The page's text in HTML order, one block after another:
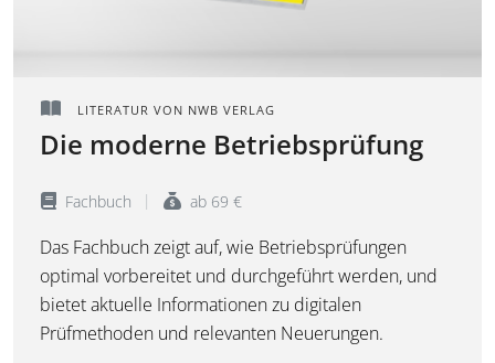
LITERATUR VON NWB VERLAG
Die moderne Betriebsprüfung
Fachbuch ab 69 €
Das Fachbuch zeigt auf, wie Betriebsprüfungen
optimal vorbereitet und durchgeführt werden, und
bietet aktuelle Informationen zu digitalen
Prüfmethoden und relevanten Neuerungen.